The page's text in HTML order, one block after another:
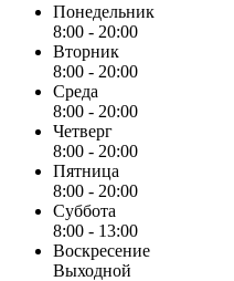
Понедельник
8:00 - 20:00
Вторник
8:00 - 20:00
Среда
8:00 - 20:00
Четверг
8:00 - 20:00
Пятница
8:00 - 20:00
Суббота
8:00 - 13:00
Воскресение
Выходной